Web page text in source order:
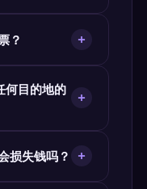
(BKK)的边检
。
工具之外还提供
通常只需出示续
？
即时生成机
何目的地的
的机场作为出
包括申根区、
损失钱吗？